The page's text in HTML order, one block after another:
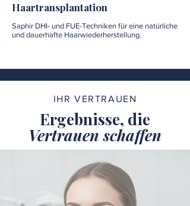
Haartransplantation
Saphir DHI- und FUE-Techniken für eine natürliche
und dauerhafte Haarwiederherstellung.
IHR VERTRAUEN
Ergebnisse, die
Vertrauen schaffen